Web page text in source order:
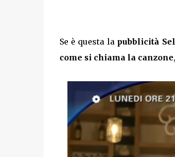
Se è questa la pubblicità
come si chiama la canzone